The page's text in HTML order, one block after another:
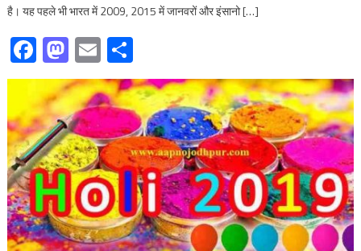
है। यह पहले भी भारत में 2009, 2015 में जानवरों और इंसानो […]
Facebook
Mastodon
Email